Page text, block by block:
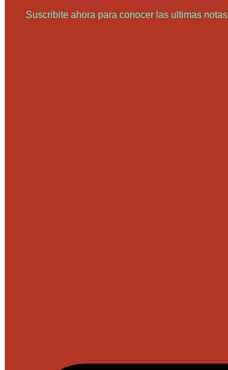
Suscribite ahora para conocer las ultimas notas